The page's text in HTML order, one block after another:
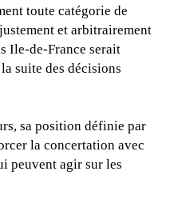
toute catégorie de
et arbitrairement
Ile-de-France serait
suite des décisions
sa position définie par
la concertation avec
peuvent agir sur les